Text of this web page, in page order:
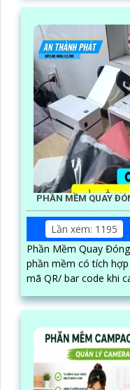
PHẦN MỀM QUAY
Lần xem: 1195
Phần Mềm Quay
phần mềm có tích
mã QR/ bar code khi